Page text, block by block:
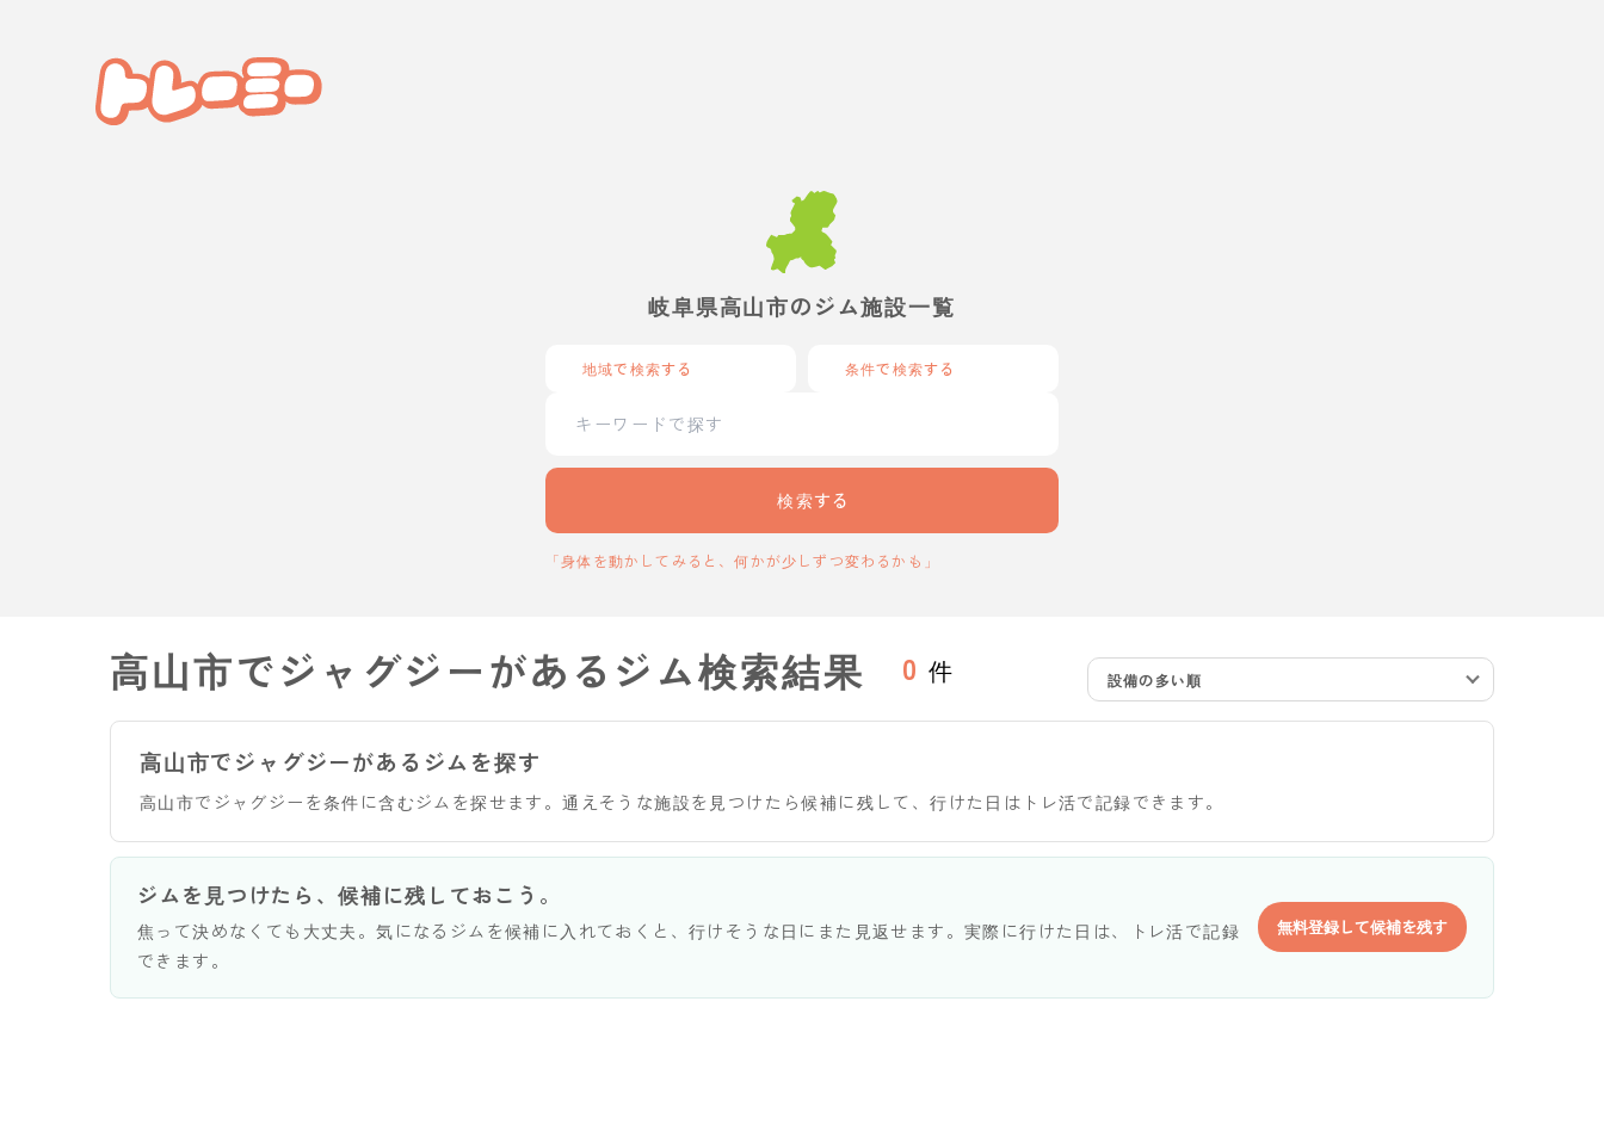
岐阜県高山市のジム施設一覧
地域で検索する 条件で検索する
検索する
「身体を動かしてみると、何かが少しずつ変わるかも」
高山市でジャグジーがあるジム検索結果 0 件 設備の多い順
高山市でジャグジーがあるジムを探す
高山市でジャグジーを条件に含むジムを探せます。通えそうな施設を見つけたら候補に残して、行けた日はトレ活で記録できます。
ジムを見つけたら、候補に残しておこう。
焦って決めなくても大丈夫。気になるジムを候補に入れておくと、行けそうな日にまた見返せます。実際に行けた日は、トレ活で記録
できます。
無料登録して候補を残す